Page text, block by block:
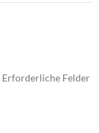
Erforderliche Felder